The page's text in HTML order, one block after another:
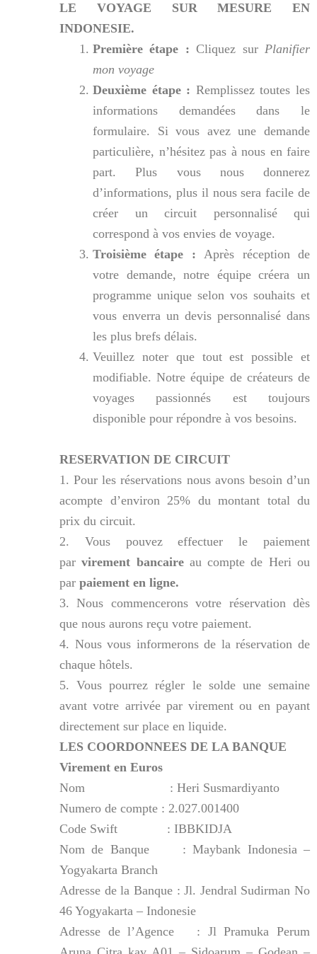
LE VOYAGE SUR MESURE EN
INDONESIE.
Première étape : Cliquez surPlanifier
mon voyage
Deuxième étape : Remplissez toutes les
informations demandées dans le
formulaire. Si vous avez une demande
particulière, n’hésitez pas à nous en faire
part. Plus vous nous donnerez
d’informations, plus il nous sera facile de
créer un circuit personnalisé qui
correspond à vos envies de voyage.
Troisième étape : Après réception de
votre demande, notre équipe créera un
programme unique selon vos souhaits et
vous enverra un devis personnalisé dans
les plus brefs délais.
Veuillez noter que tout est possible et
modifiable. Notre équipe de créateurs de
voyages passionnés est toujours
disponible pour répondre à vos besoins.
RESERVATION DE CIRCUIT
1. Pour les réservations nous avons besoin d’un
acompte d’environ 25% du montant total du
prix du circuit.
2. Vous pouvez effectuer le paiement
parvirement bancaireau compte de Heri ou
par paiement en ligne.
3. Nous commencerons votre réservation dès
que nous aurons reçu votre paiement.
4. Nous vous informerons de la réservation de
chaque hôtels.
5. Vous pourrez régler le solde une semaine
avant votre arrivée par virement ou en payant
directement sur place en liquide.
LES COORDONNEES DE LA BANQUE
Virement en Euros
Nom : Heri Susmardiyanto
Numero de compte : 2.027.001400
Code Swift : IBBKIDJA
Nom de Banque : Maybank Indonesia –
Yogyakarta Branch
Adresse de la Banque : Jl. Jendral Sudirman No
46 Yogyakarta – Indonesie
Adresse de l’Agence : Jl Pramuka Perum